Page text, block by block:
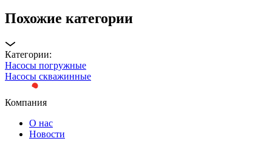
Похожие категории
Категории:
Насосы погружные
Насосы скважинные
Компания
О нас
Новости